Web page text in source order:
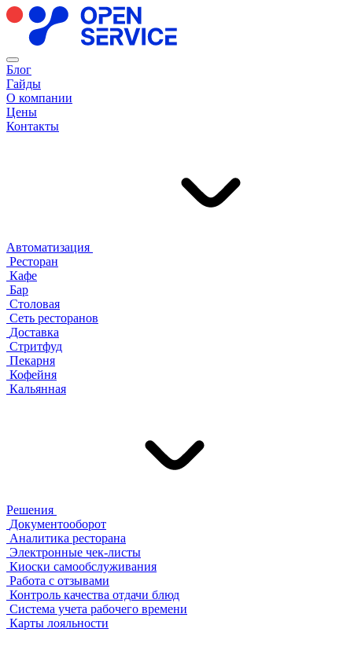
Блог
Гайды
О компании
Цены
Контакты
Автоматизация
Ресторан
Кафе
Бар
Столовая
Сеть ресторанов
Доставка
Стритфуд
Пекарня
Кофейня
Кальянная
Решения
Документооборот
Аналитика ресторана
Электронные чек-листы
Киоски самообслуживания
Работа с отзывами
Контроль качества отдачи блюд
Система учета рабочего времени
Карты лояльности